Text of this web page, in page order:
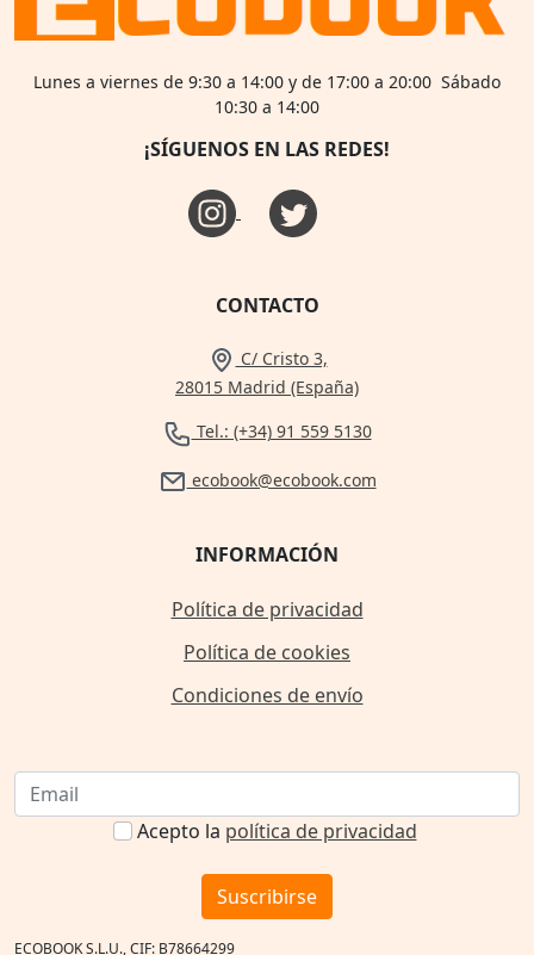
Lunes a viernes de 9:30 a 14:00 y de 17:00 a 20:00 Sábado
10:30 a 14:00
¡SÍGUENOS EN LAS REDES!
CONTACTO
C/ Cristo 3,
28015 Madrid (España)
Tel.: (+34) 91 559 5130
ecobook@ecobook.com
INFORMACIÓN
Política de privacidad
Política de cookies
Condiciones de envío
Acepto la política de privacidad
Suscribirse
ECOBOOK S.L.U., CIF: B78664299